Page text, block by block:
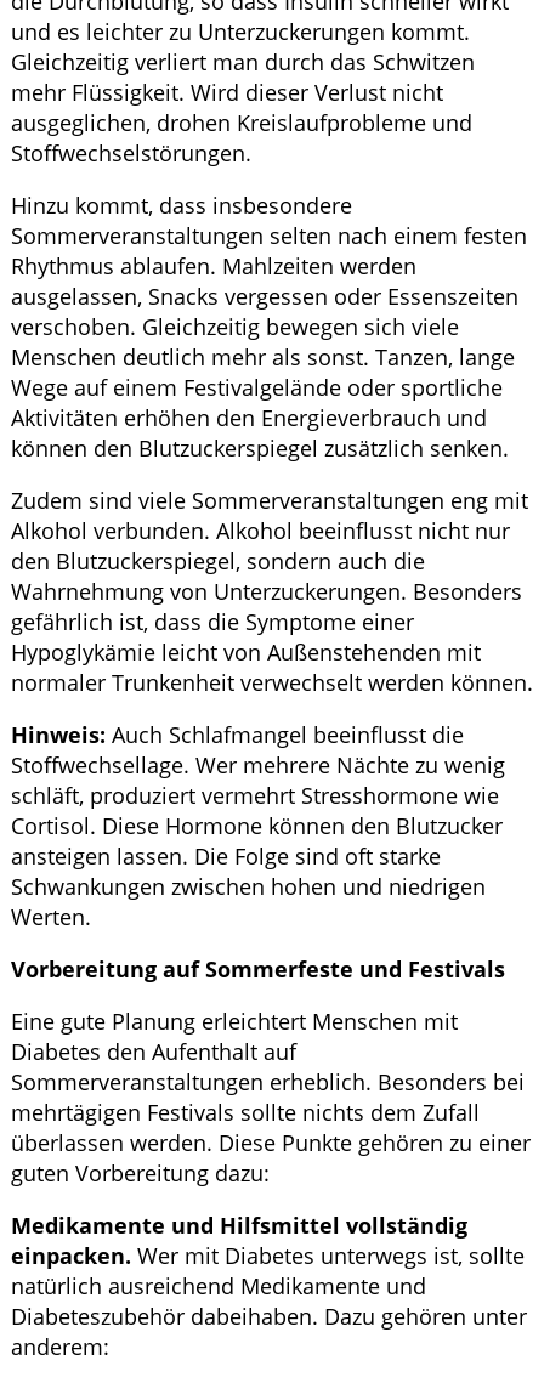
und es leichter zu Unterzuckerungen kommt.
Gleichzeitig verliert man durch das Schwitzen
mehr Flüssigkeit. Wird dieser Verlust nicht
ausgeglichen, drohen Kreislaufprobleme und
Stoffwechselstörungen.
Hinzu kommt, dass insbesondere
Sommerveranstaltungen selten nach einem festen
Rhythmus ablaufen. Mahlzeiten werden
ausgelassen, Snacks vergessen oder Essenszeiten
verschoben. Gleichzeitig bewegen sich viele
Menschen deutlich mehr als sonst. Tanzen, lange
Wege auf einem Festivalgelände oder sportliche
Aktivitäten erhöhen den Energieverbrauch und
können den Blutzuckerspiegel zusätzlich senken.
Zudem sind viele Sommerveranstaltungen eng mit
Alkohol verbunden. Alkohol beeinflusst nicht nur
den Blutzuckerspiegel, sondern auch die
Wahrnehmung von Unterzuckerungen. Besonders
gefährlich ist, dass die Symptome einer
Hypoglykämie leicht von Außenstehenden mit
normaler Trunkenheit verwechselt werden können.
Hinweis: Auch Schlafmangel beeinflusst die
Stoffwechsellage. Wer mehrere Nächte zu wenig
schläft, produziert vermehrt Stresshormone wie
Cortisol. Diese Hormone können den Blutzucker
ansteigen lassen. Die Folge sind oft starke
Schwankungen zwischen hohen und niedrigen
Werten.
Vorbereitung auf Sommerfeste und Festivals
Eine gute Planung erleichtert Menschen mit
Diabetes den Aufenthalt auf
Sommerveranstaltungen erheblich. Besonders bei
mehrtägigen Festivals sollte nichts dem Zufall
überlassen werden. Diese Punkte gehören zu einer
guten Vorbereitung dazu:
Medikamente und Hilfsmittel vollständig
einpacken. Wer mit Diabetes unterwegs ist, sollte
natürlich ausreichend Medikamente und
Diabeteszubehör dabeihaben. Dazu gehören unter
anderem: